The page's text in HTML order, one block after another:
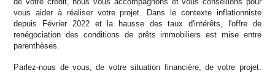
vous aider à réaliser votre projet. Dans le contexte inflationniste
depuis Février 2022 et la hausse des taux d'intérêts, l'offre de
renégociation des conditions de prêts immobiliers est mise entre
parenthèses.
Parlez-nous de vous, de votre situation financière, de votre projet.